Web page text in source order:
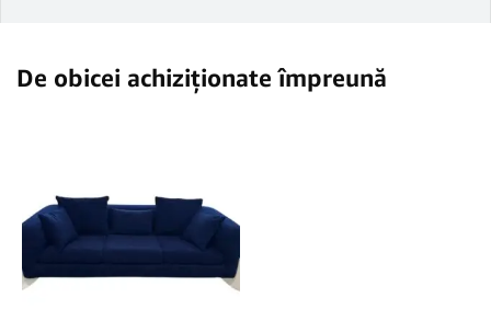
De obicei achiziționate împreună